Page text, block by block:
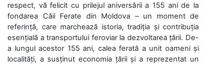
respect, vă felicit cu prilejul aniversării a 155 ani de la
fondarea Căii Ferate din Moldova – un moment de
referință, care marchează istoria, tradiția și contribuția
esențială a transportului feroviar la dezvoltarea țării. De-
a lungul acestor 155 ani, calea ferată a unit oameni și
localități, a susținut economia țării și a reprezentat un